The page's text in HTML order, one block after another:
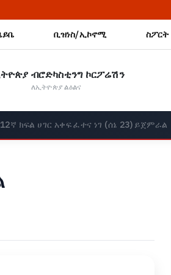
🔥 አዲስ
ቢዝነስ/ኢኮኖሚ ስፖርት
ብሮድካስቲንግ ኮርፖሬሽን
ለኢትዮጵያ ልዕልና
ክፍል ሀገር አቀፍ ፈተና ነገ (ሰኔ 23) ይጀምራል